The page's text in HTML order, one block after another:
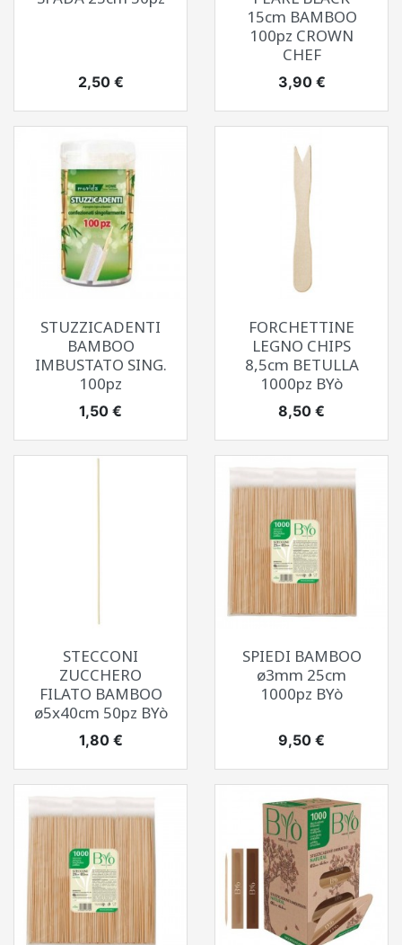
Prezzo
2,50 €
15cm BAMBOO
100pz CROWN
CHEF
Prezzo
3,90 €
STUZZICADENTI
BAMBOO
IMBUSTATO SING.
100pz
Prezzo
1,50 €
FORCHETTINE
LEGNO CHIPS
8,5cm BETULLA
1000pz BYò
Prezzo
8,50 €
STECCONI
ZUCCHERO
FILATO BAMBOO
ø5x40cm 50pz BYò
Prezzo
1,80 €
SPIEDI BAMBOO
ø3mm 25cm
1000pz BYò
Prezzo
9,50 €